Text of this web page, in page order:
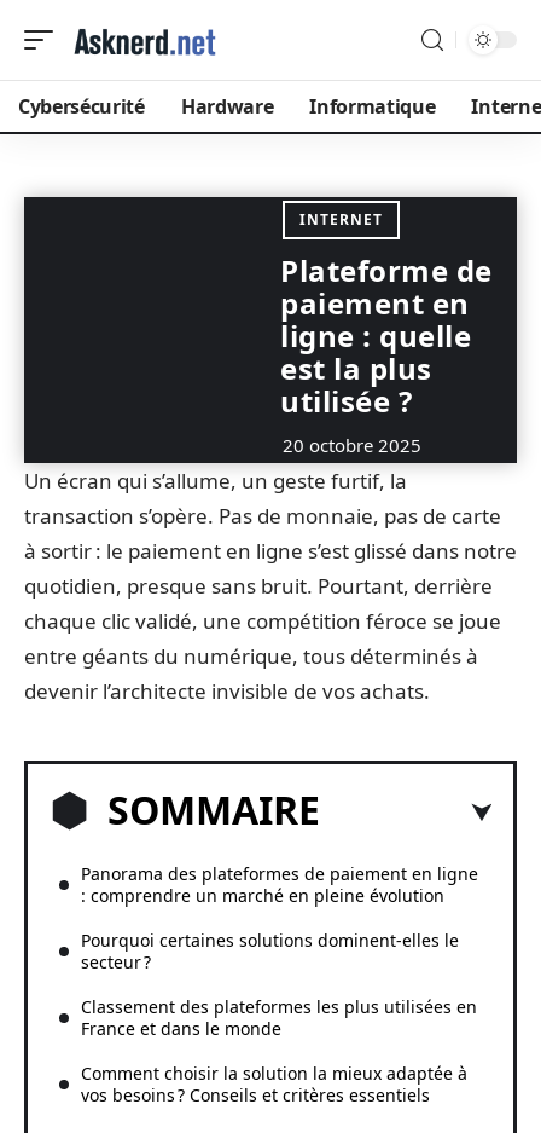
Cybersécurité Hardware Informatique
INTERNET
Plateforme de
paiement en
ligne : quelle
est la plus
utilisée ?
20 octobre 2025
Un écran qui s’allume, un geste furtif, la
transaction s’opère. Pas de monnaie, pas de carte
à sortir : le paiement en ligne s’est glissé dans notre
quotidien, presque sans bruit. Pourtant, derrière
chaque clic validé, une compétition féroce se joue
entre géants du numérique, tous déterminés à
devenir l’architecte invisible de vos achats.
SOMMAIRE
Panorama des plateformes de paiement en ligne
: comprendre un marché en pleine évolution
Pourquoi certaines solutions dominent-elles le
secteur ?
Classement des plateformes les plus utilisées en
France et dans le monde
Comment choisir la solution la mieux adaptée à
vos besoins ? Conseils et critères essentiels